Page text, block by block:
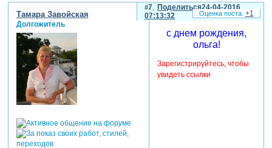
Поделиться
7
24-04-2016
07:13:32
Тамара Завойская
Долгожитель
с днем рождения,
ольга!
Зарегистрируйтесь, чтобы
увидеть ссылки
+1